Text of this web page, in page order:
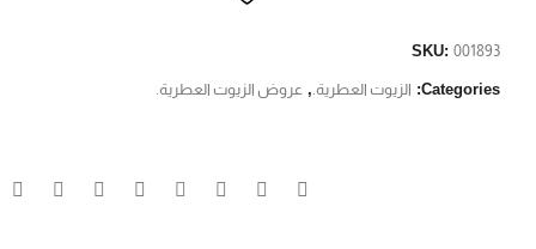
SKU: 001893
Categories: الزيوت العطرية., عروض الزيوت العطرية.